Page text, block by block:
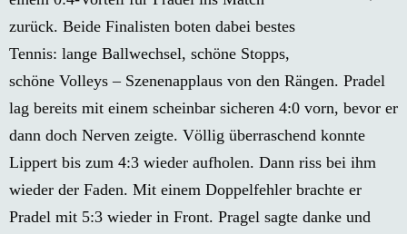
zurück. Beide Finalisten boten dabei bestes
Tennis: lange Ballwechsel, schöne Stopps,
schöne Volleys – Szenenapplaus von den Rängen. Pradel
lag bereits mit einem scheinbar sicheren 4:0 vorn, bevor er
dann doch Nerven zeigte. Völlig überraschend konnte
Lippert bis zum 4:3 wieder aufholen. Dann riss bei ihm
wieder der Faden. Mit einem Doppelfehler brachte er
Pradel mit 5:3 wieder in Front. Pragel sagte danke und